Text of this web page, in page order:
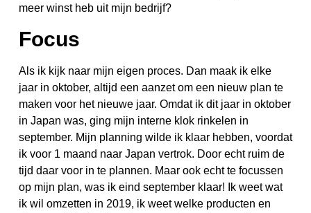
meer winst heb uit mijn bedrijf?
Focus
Als ik kijk naar mijn eigen proces. Dan maak ik elke
jaar in oktober, altijd een aanzet om een nieuw plan te
maken voor het nieuwe jaar. Omdat ik dit jaar in oktober
in Japan was, ging mijn interne klok rinkelen in
september. Mijn planning wilde ik klaar hebben, voordat
ik voor 1 maand naar Japan vertrok. Door echt ruim de
tijd daar voor in te plannen. Maar ook echt te focussen
op mijn plan, was ik eind september klaar! Ik weet wat
ik wil omzetten in 2019, ik weet welke producten en